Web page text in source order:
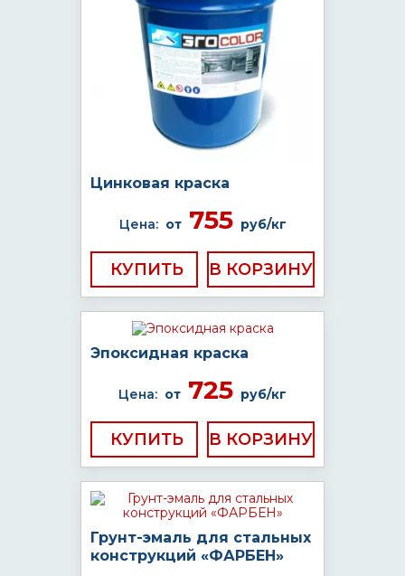
Цинковая краска
Цена: от755 руб/кг
КУПИТЬ
Эпоксидная краска
Цена: от 725 руб/кг
КУПИТЬ
Грунт-эмаль для стальных
конструкций «ФАРБЕН»